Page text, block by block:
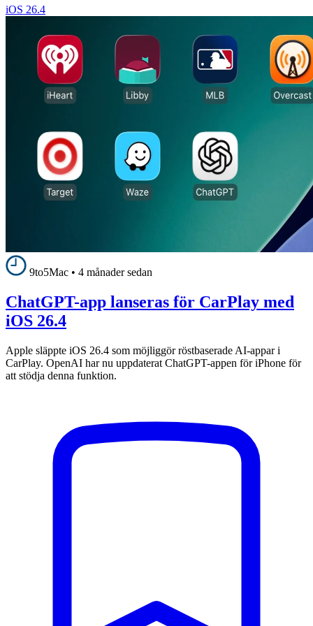
iOS 26.4
9to5Mac • 4 månader sedan
ChatGPT-app lanseras för CarPlay med
iOS 26.4
Apple släppte iOS 26.4 som möjliggör röstbaserade AI-appar i
CarPlay. OpenAI har nu uppdaterat ChatGPT-appen för iPhone för
att stödja denna funktion.